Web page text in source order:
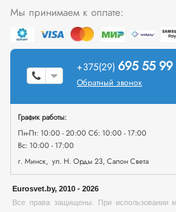
Мы принимаем к оплате:
+375(29) 695 55 99
Обратный звонок
График работы:
Пн-Пт: 10:00 - 20:00 Сб: 10:00 - 17:00
Вс: 10:00 - 17:00
г. Минск, ул. Н. Орды 23, Салон Света
Eurosvet.by, 2010 - 2026
Все права защищены. При использовании